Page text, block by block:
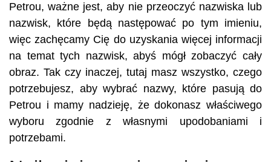
Petrou, ważne jest, aby nie przeoczyć nazwiska lub
nazwisk, które będą następować po tym imieniu,
więc zachęcamy Cię do uzyskania więcej informacji
na temat tych nazwisk, abyś mógł zobaczyć cały
obraz. Tak czy inaczej, tutaj masz wszystko, czego
potrzebujesz, aby wybrać nazwy, które pasują do
Petrou i mamy nadzieję, że dokonasz właściwego
wyboru zgodnie z własnymi upodobaniami i
potrzebami.